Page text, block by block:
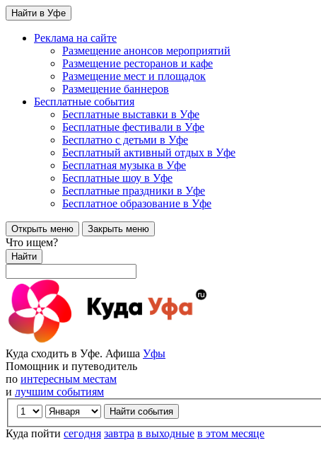
Найти в Уфе
Реклама на сайте
Размещение анонсов мероприятий
Размещение ресторанов и кафе
Размещение мест и площадок
Размещение баннеров
Бесплатные события
Бесплатные выставки в Уфе
Бесплатные фестивали в Уфе
Бесплатно с детьми в Уфе
Бесплатный активный отдых в Уфе
Бесплатная музыка в Уфе
Бесплатные шоу в Уфе
Бесплатные праздники в Уфе
Бесплатное образование в Уфе
Открыть меню Закрыть меню
Что ищем?
Найти
Куда сходить в Уфе. Афиша Уфы
Помощник и путеводитель
по интересным местам
и лучшим событиям
Куда пойти сегодня завтра в выходные в этом месяце